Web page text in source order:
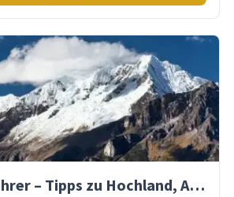
Peru Reiseführer – Tipps zu Hochland, Amazonas & Inka-Erbe